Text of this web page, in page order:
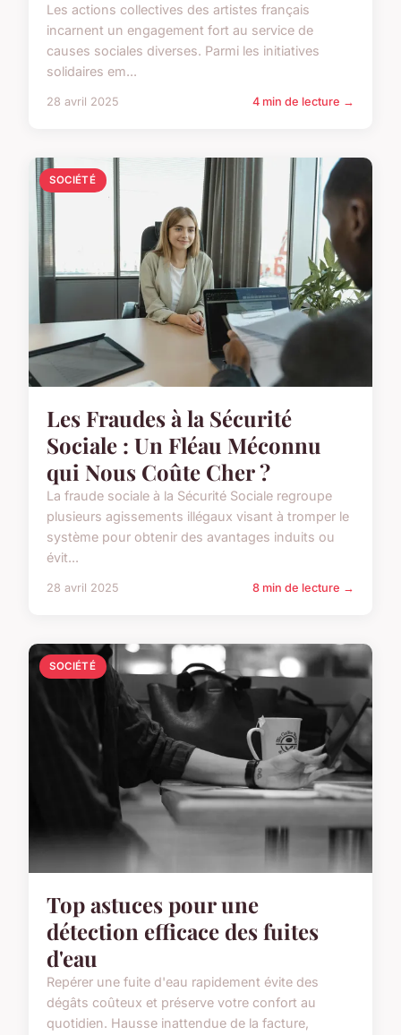
Les actions collectives des artistes français
incarnent un engagement fort au service de
causes sociales diverses. Parmi les initiatives
solidaires em...
28 avril 2025 4 min de lecture →
SOCIÉTÉ
Les Fraudes à la Sécurité
Sociale : Un Fléau Méconnu
qui Nous Coûte Cher ?
La fraude sociale à la Sécurité Sociale regroupe
plusieurs agissements illégaux visant à tromper le
système pour obtenir des avantages induits ou
évit...
28 avril 2025 8 min de lecture →
SOCIÉTÉ
Top astuces pour une
détection efficace des fuites
d'eau
Repérer une fuite d'eau rapidement évite des
dégâts coûteux et préserve votre confort au
quotidien. Hausse inattendue de la facture,